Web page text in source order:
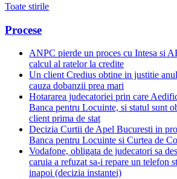
Toate stirile
Procese
ANPC pierde un proces cu Intesa si
calcul al ratelor la credite
Un client Credius obtine in justitie
cauza dobanzii prea mari
Hotararea judecatoriei prin care
Banca pentru Locuinte, si statul sunt
client prima de stat
Decizia Curtii de Apel Bucuresti in
Banca pentru Locuinte si Curtea de
Vodafone, obligata de judecatori sa
caruia a refuzat sa-i repare un telefon
inapoi (decizia instantei)